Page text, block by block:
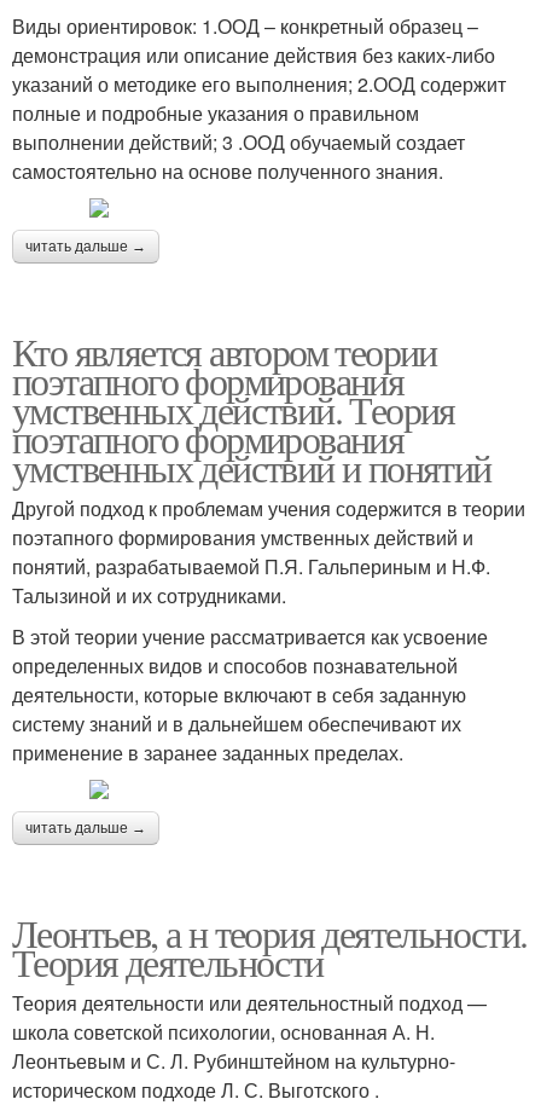
Виды ориентировок: 1.ООД – конкретный образец –
демонстрация или описание действия без каких-либо
указаний о методике его выполнения; 2.ООД содержит
полные и подробные указания о правильном
выполнении действий; 3 .ООД обучаемый создает
самостоятельно на основе полученного знания.
читать дальше →
Кто является автором теории
поэтапного формирования
умственных действий. Теория
поэтапного формирования
умственных действий и понятий
Другой подход к проблемам учения содержится в теории
поэтапного формирования умственных действий и
понятий, разрабатываемой П.Я. Гальпериным и Н.Ф.
Талызиной и их сотрудниками.
В этой теории учение рассматривается как усвоение
определенных видов и способов познавательной
деятельности, которые включают в себя заданную
систему знаний и в дальнейшем обеспечивают их
применение в заранее заданных пределах.
читать дальше →
Леонтьев, а н теория деятельности.
Теория деятельности
Теория деятельности или деятельностный подход —
школа советской психологии, основанная А. Н.
Леонтьевым и С. Л. Рубинштейном на культурно-
историческом подходе Л. С. Выготского .